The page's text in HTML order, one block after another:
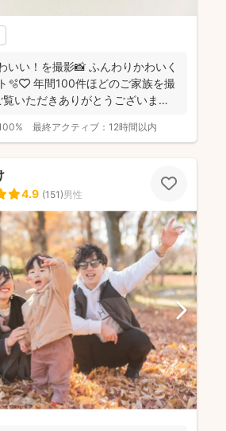
いい！を撮影📸 ふんわりかわいく
🫧🤍 年間100件ほどのご家族を撮
いただきありがとうございま
最終アクティブ： 12時間以内
4.9 (151)男性